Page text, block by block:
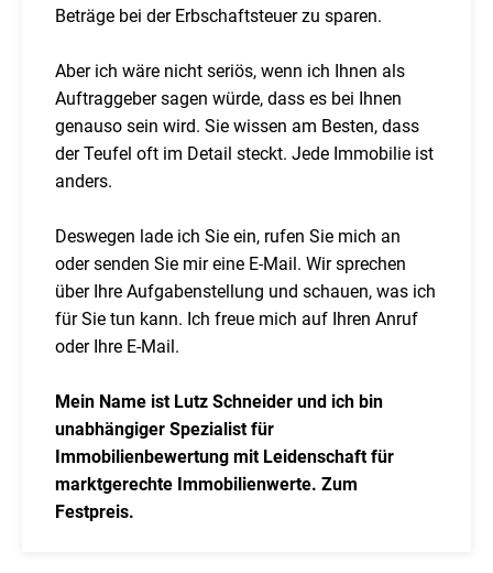
Beträge bei der Erbschaftsteuer zu sparen.
Aber ich wäre nicht seriös, wenn ich Ihnen als
Auftraggeber sagen würde, dass es bei Ihnen
genauso sein wird. Sie wissen am Besten, dass
der Teufel oft im Detail steckt. Jede Immobilie ist
anders.
Deswegen lade ich Sie ein, rufen Sie mich an
oder senden Sie mir eine E-Mail. Wir sprechen
über Ihre Aufgabenstellung und schauen, was ich
für Sie tun kann. Ich freue mich auf Ihren Anruf
oder Ihre E-Mail.
Mein Name ist Lutz Schneider und ich bin
unabhängiger Spezialist für
Immobilienbewertung mit Leidenschaft für
marktgerechte Immobilienwerte. Zum
Festpreis.